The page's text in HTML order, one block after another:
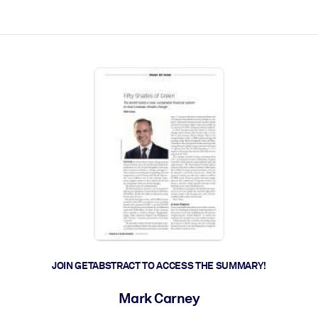
JOIN GETABSTRACT TO ACCESS THE SUMMARY!
Mark Carney